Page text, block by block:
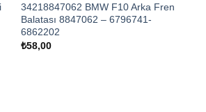
34218847062 BMW F10 Arka Fren
Balatası 8847062 – 6796741-
6862202
₺58,00